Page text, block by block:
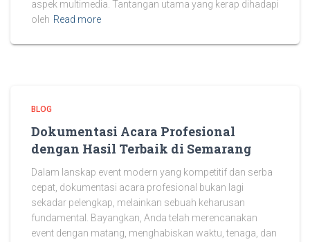
aspek multimedia. Tantangan utama yang kerap dihadapi
oleh Read more
BLOG
Dokumentasi Acara Profesional
dengan Hasil Terbaik di Semarang
Dalam lanskap event modern yang kompetitif dan serba
cepat, dokumentasi acara profesional bukan lagi
sekadar pelengkap, melainkan sebuah keharusan
fundamental. Bayangkan, Anda telah merencanakan
event dengan matang, menghabiskan waktu, tenaga, dan